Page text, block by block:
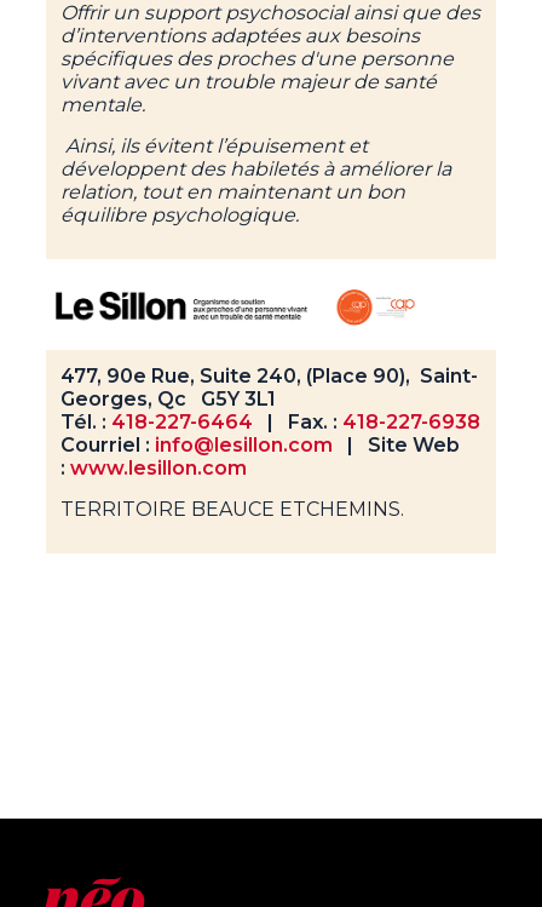
Offrir un support psychosocial ainsi que des
d’interventions adaptées aux besoins
spécifiques des proches d'une personne
vivant avec un trouble majeur de santé
mentale.
Ainsi, ils évitent l’épuisement et
développent des habiletés à améliorer la
relation, tout en maintenant un bon
équilibre psychologique.
477, 90e Rue, Suite 240, (Place 90), Saint-
Georges, Qc G5Y 3L1
Tél. : 418-227-6464 | Fax. : 418-227-6938
Courriel : info@lesillon.com | Site Web
:www.lesillon.com
TERRITOIRE BEAUCE ETCHEMINS.